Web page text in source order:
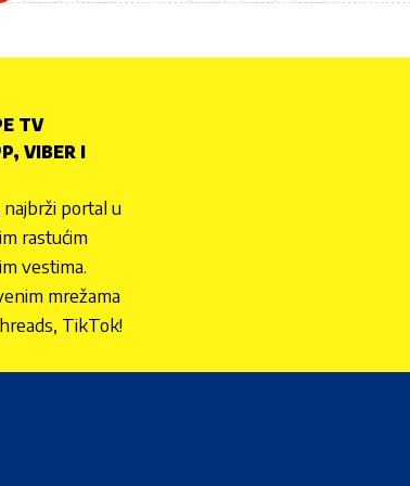
TV
VIBER I
portal u
rastućim
vestima.
mrežama
TikTok!